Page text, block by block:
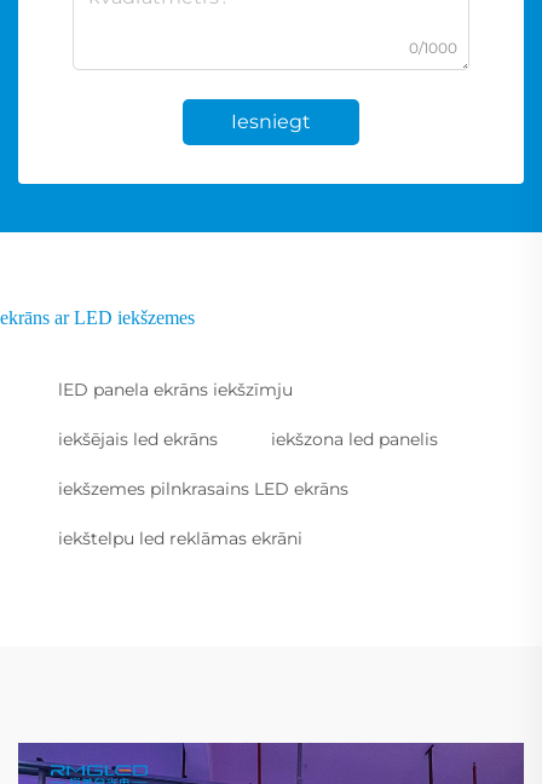
0/1000
Iesniegt
ekrāns ar LED iekšzemes
lED panela ekrāns iekšzīmju
iekšējais led ekrāns iekšzona led panelis
iekšzemes pilnkrasains LED ekrāns
iekštelpu led reklāmas ekrāni